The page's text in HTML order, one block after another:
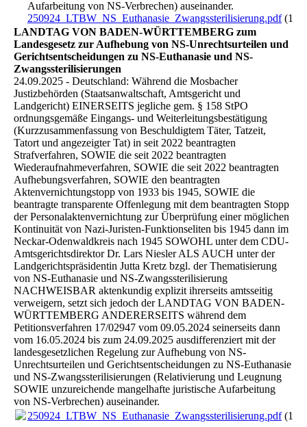
Aufarbeitung von NS-Verbrechen) auseinander.
250924_LTBW_NS_Euthanasie_Zwangssterilisierung.pdf
LANDTAG VON BADEN-WÜRTTEMBERG zum
Landesgesetz zur Aufhebung von NS-Unrechtsurteilen und
Gerichtsentscheidungen zu NS-Euthanasie und NS-
Zwangssterilisierungen
24.09.2025 - Deutschland: Während die Mosbacher
Justizbehörden (Staatsanwaltschaft, Amtsgericht und
Landgericht) EINERSEITS jegliche gem. § 158 StPO
ordnungsgemäße Eingangs- und Weiterleitungsbestätigung
(Kurzzusammenfassung von Beschuldigtem Täter, Tatzeit,
Tatort und angezeigter Tat) in seit 2022 beantragten
Strafverfahren, SOWIE die seit 2022 beantragten
Wiederaufnahmeverfahren, SOWIE die seit 2022 beantragten
Aufhebungsverfahren, SOWIE den beantragten
Aktenvernichtungstopp von 1933 bis 1945, SOWIE die
beantragte transparente Offenlegung mit dem beantragten Stopp
der Personalaktenvernichtung zur Überprüfung einer möglichen
Kontinuität von Nazi-Juristen-Funktionseliten bis 1945 dann im
Neckar-Odenwaldkreis nach 1945 SOWOHL unter dem CDU-
Amtsgerichtsdirektor Dr. Lars Niesler ALS AUCH unter der
Landgerichtspräsidentin Jutta Kretz bzgl. der Thematisierung
von NS-Euthanasie und NS-Zwangssterilisierung
NACHWEISBAR aktenkundig explizit ihrerseits amtsseitig
verweigern, setzt sich jedoch der LANDTAG VON BADEN-
WÜRTTEMBERG ANDERERSEITS während dem
Petitionsverfahren 17/02947 vom 09.05.2024 seinerseits dann
vom 16.05.2024 bis zum 24.09.2025 ausdifferenziert mit der
landesgesetzlichen Regelung zur Aufhebung von NS-
Unrechtsurteilen und Gerichtsentscheidungen zu NS-Euthanasie
und NS-Zwangssterilisierungen (Relativierung und Leugnung
SOWIE unzureichende mangelhafte juristische Aufarbeitung
von NS-Verbrechen) auseinander.
250924_LTBW_NS_Euthanasie_Zwangssterilisierung.pdf